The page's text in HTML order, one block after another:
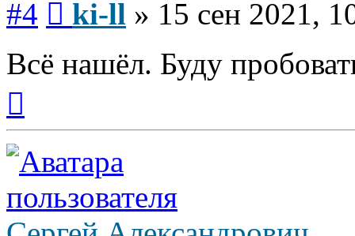
#4 ki-ll » 15 сен 2021,
Всё нашёл. Буду
началу